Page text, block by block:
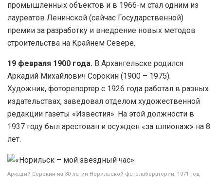
промышленных объектов и в 1966-м стал одним из
лауреатов Ленинской (сейчас Государственной)
премии за разработку и внедрение новых методов
строительства на Крайнем Севере.
19 февраля 1900 года. В Архангельске родился
Аркадий Михайлович Сорокин (1900 – 1975).
Художник, фоторепортер с 1926 года работал в разных
издательствах, заведовал отделом художественной
редакции газеты «Известия». На этой должности в
1937 году был арестован и осужден «за шпионаж» на 8
лет.
Аркадий Сорокин на 30-летии Норильской фотолаборатории, 1971 год